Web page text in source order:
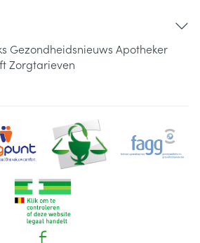
Gezondheidsnieuws Apotheker
Zorgtarieven